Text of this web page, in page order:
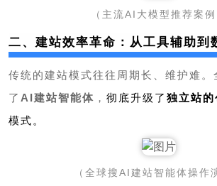
（主流AI大模型推荐案例
二、建站效率革命：从工具辅助到
传统的建站模式往往周期长、维护难。
了 AI建站智能体 ， 彻底升级了 独立站
模式。
（全球搜AI建站智能体操作